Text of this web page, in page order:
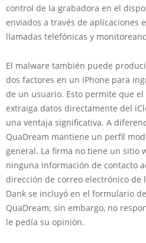
control de la grabadora en el
enviados a través de aplicaciones
llamadas telefónicas y
El malware también puede
dos factores en un iPhone para
de un usuario. Esto permite que
extraiga datos directamente del
una ventaja significativa. A
QuaDream mantiene un perfil
general. La firma no tiene un sitio
ninguna información de contacto
dirección de correo electrónico de
Dank se incluyó en el formulario
QuaDream; sin embargo, no
le pedía su opinión.